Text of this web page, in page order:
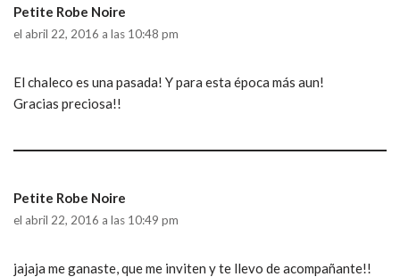
Petite Robe Noire
el abril 22, 2016 a las 10:48 pm
El chaleco es una pasada! Y para esta época más aun!
Gracias preciosa!!
Petite Robe Noire
el abril 22, 2016 a las 10:49 pm
jajaja me ganaste, que me inviten y te llevo de acompañante!!